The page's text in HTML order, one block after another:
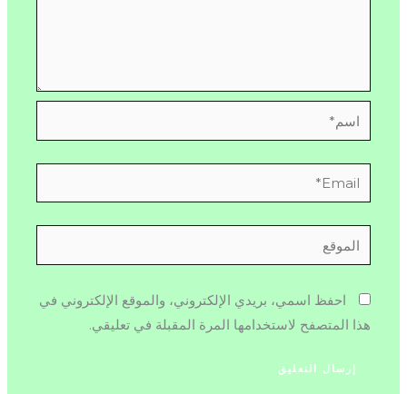
اسم*
Email*
الموقع
احفظ اسمي، بريدي الإلكتروني، والموقع الإلكتروني في
هذا المتصفح لاستخدامها المرة المقبلة في تعليقي.